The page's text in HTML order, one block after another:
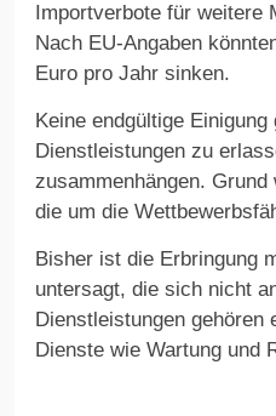
Importverbote für
Nach EU-Angaben
Euro pro Jahr sinken.
Keine endgültige
Dienstleistungen zu
zusammenhängen.
die um die
Bisher ist die Erbringung
untersagt, die sich nicht
Dienstleistungen
Dienste wie Wartung und